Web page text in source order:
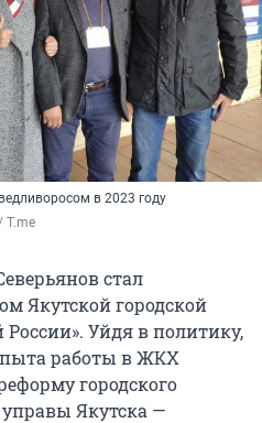
в 2023 году
T.me
стал
Якутской городской
Уйдя в политику,
работы в ЖКХ
городского
Якутска —